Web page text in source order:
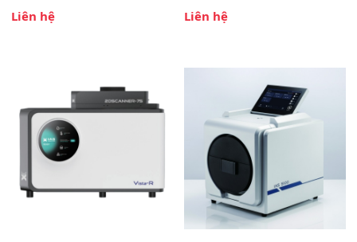
này cho phép bất kỳ ai cũng có
thức ăn chăn nuôi, nguyên liệu
thực phẩm, nông sản,..
Liên hệ
hỗ trợ tản nhiệt tăng cường và đã
năng theo dõi thông số theo thời
gian thực và trực quan hóa dữ
liệu để tăng chỉ số ROI cho doanh
Liên hệ